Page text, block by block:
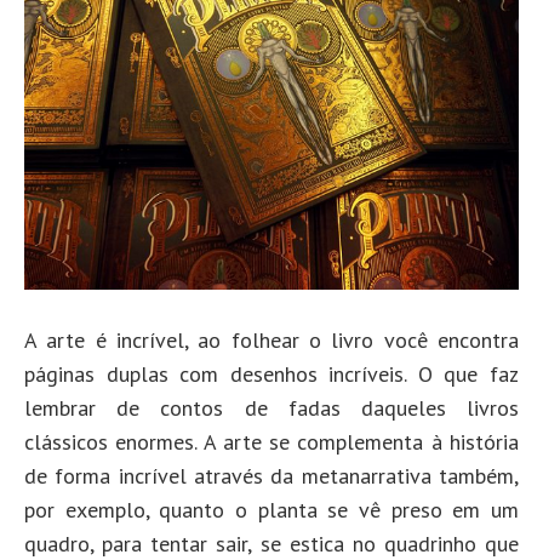
A arte é incrível, ao folhear o livro você encontra
páginas duplas com desenhos incríveis. O que faz
lembrar de contos de fadas daqueles livros
clássicos enormes. A arte se complementa à história
de forma incrível através da metanarrativa também,
por exemplo, quanto o planta se vê preso em um
quadro, para tentar sair, se estica no quadrinho que